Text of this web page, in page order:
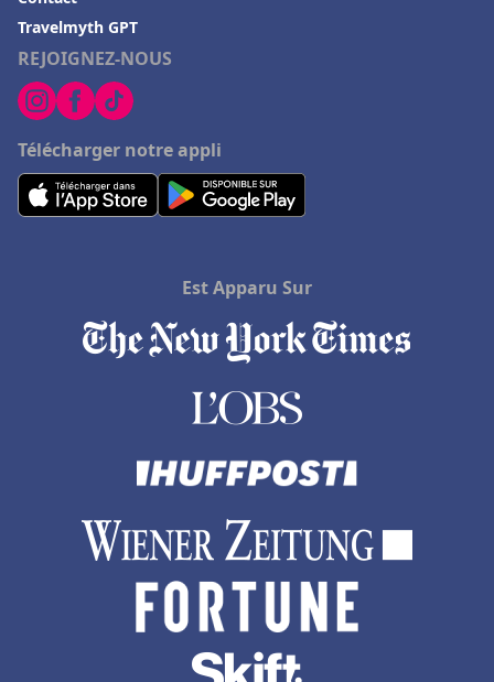
Hôtels à La Ferté-Bernard
Hôtels à Beaune
Hôtels à Alba
Hôtels à Honolulu
Hôtels à Allevard
Hôtels à Saint-André-de-Cubzac
Hôtels à Douville
Hôtels en Thaïlande
Hôtels à Douai
Hôtels à Génova
Hôtels à Talloires
Hôtels à Alanya
Hôtels à Antananarivo
REJOIGNEZ-NOUS
Télécharger notre appli
Travelmyth GPT
Est Apparu Sur